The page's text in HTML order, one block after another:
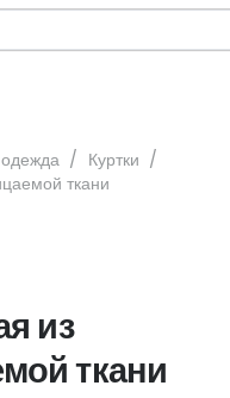
/ Куртки /
ткани
из
ткани